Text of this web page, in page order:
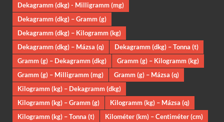
Dekagramm (dkg) - Milligramm (mg)
Dekagramm (dkg) – Gramm (g)
Dekagramm (dkg) – Kilogramm (kg)
Dekagramm (dkg) – Mázsa (q)
Dekagramm (dkg) – Tonna (t)
Gramm (g) – Dekagramm (dkg)
Gramm (g) – Kilogramm (kg)
Gramm (g) – Milligramm (mg)
Gramm (g) – Mázsa (q)
Kilogramm (kg) – Dekagramm (dkg)
Kilogramm (kg) – Gramm (g)
Kilogramm (kg) – Mázsa (q)
Kilogramm (kg) – Tonna (t)
Kilométer (km) – Centiméter (cm)